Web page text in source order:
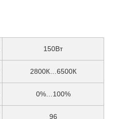
150Вт
2800К…6500К
0%…100%
96